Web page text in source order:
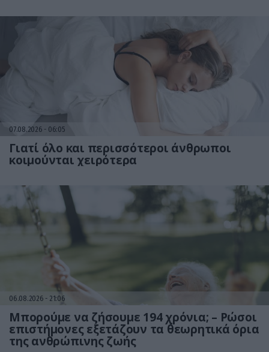
07.08.2026 06:05
Γιατί όλο και περισσότεροι άνθρωποι
κοιμούνται χειρότερα
06.08.2026 21:06
Μπορούμε να ζήσουμε 194 χρόνια; – Ρώσοι
επιστήμονες εξετάζουν τα θεωρητικά όρια
της ανθρώπινης ζωής